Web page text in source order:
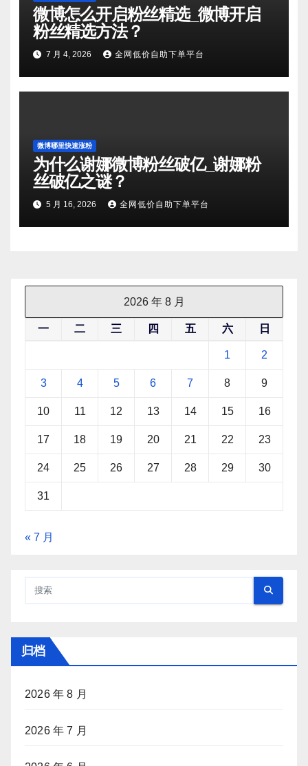
微博怎么开启粉丝精选_微博开启
粉丝精选方法？
7 月 4, 2026 全网低价自助下单平台
微博哪里快速涨粉
为什么谢娜微博粉丝破亿_谢娜粉
丝破亿之谜？
5 月 16, 2026 全网低价自助下单平台
2026 年 8 月
一 二 三 四 五 六 日
1 2
3 4 5 6 7 8 9
10 11 12 13 14 15 16
17 18 19 20 21 22 23
24 25 26 27 28 29 30
31
« 7 月
归档
2026 年 8 月
2026 年 7 月